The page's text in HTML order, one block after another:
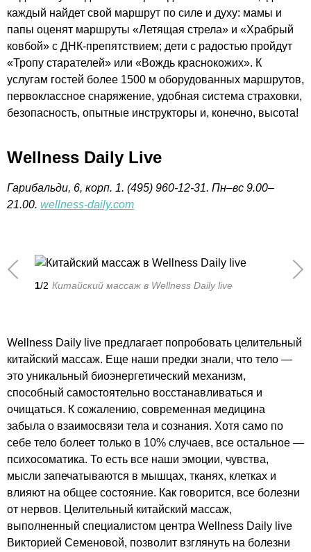
каждый найдет свой маршрут по силе и духу: мамы и
папы оценят маршруты «Летящая стрела» и «Храбрый
ковбой» с ДНК-препятствием; дети с радостью пройдут
«Тропу старателей» или «Вождь краснокожих». К
услугам гостей более 1500 м оборудованных маршрутов,
первоклассное снаряжение, удобная система страховки,
безопасность, опытные инструкторы и, конечно, высота!
Wellness Daily Live
Гарибальди, 6, корп. 1. (495) 960-12-31. Пн–вс 9.00–
21.00. wellness-daily.com
1/2 Китайский массаж в Wellness Daily live
Wellness Daily live предлагает попробовать целительный
китайский массаж. Еще наши предки знали, что тело —
это уникальный биоэнергетический механизм,
способный самостоятельно восстанавливаться и
очищаться. К сожалению, современная медицина
забыла о взаимосвязи тела и сознания. Хотя само по
себе тело болеет только в 10% случаев, все остальное —
психосоматика. То есть все наши эмоции, чувства,
мысли запечатываются в мышцах, тканях, клетках и
влияют на общее состояние. Как говорится, все болезни
от нервов. Целительный китайский массаж,
выполненный специалистом центра Wellness Daily live
Викторией Семеновой, позволит взглянуть на болезни